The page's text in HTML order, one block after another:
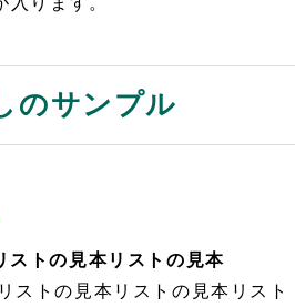
のサンプル
ストの見本リストの見本
ストの見本リストの見本リスト